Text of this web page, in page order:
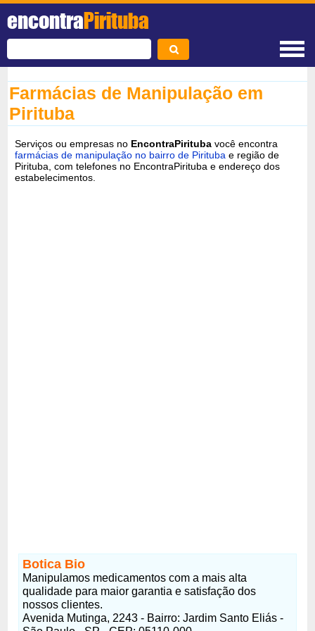
encontraPirituba
Farmácias de Manipulação em
Pirituba
Serviços ou empresas no EncontraPirituba você encontra
farmácias de manipulação no bairro de Pirituba e região de
Pirituba, com telefones no EncontraPirituba e endereço dos
estabelecimentos.
Botica Bio
Manipulamos medicamentos com a mais alta
qualidade para maior garantia e satisfação dos
nossos clientes.
Avenida Mutinga, 2243 - Bairro: Jardim Santo Eliás -